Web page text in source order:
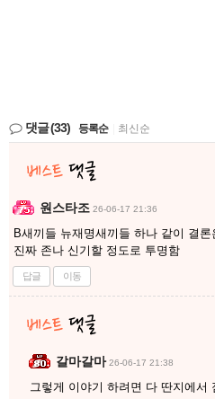
댓글(33) 등록순 최신순
원스타조 26-06-17 21:36
B새끼들 뉴재명새끼들 하나 같이 결
진짜 존나 신기할 정도로 투명함
답글 이동
갈마갈마 26-06-17 21:38
그렇게 이야기 하려면 다 딴지에서